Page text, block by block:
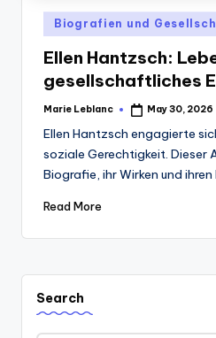
Posted
in
Biografien und
Ellen Hantzsch:
gesellschaftliches
Posted
Marie Leblanc May 30, 2026
Ellen Hantzsch engagierte
soziale Gerechtigkeit. Dieser
Biografie, ihr Wirken und
Read More
Search